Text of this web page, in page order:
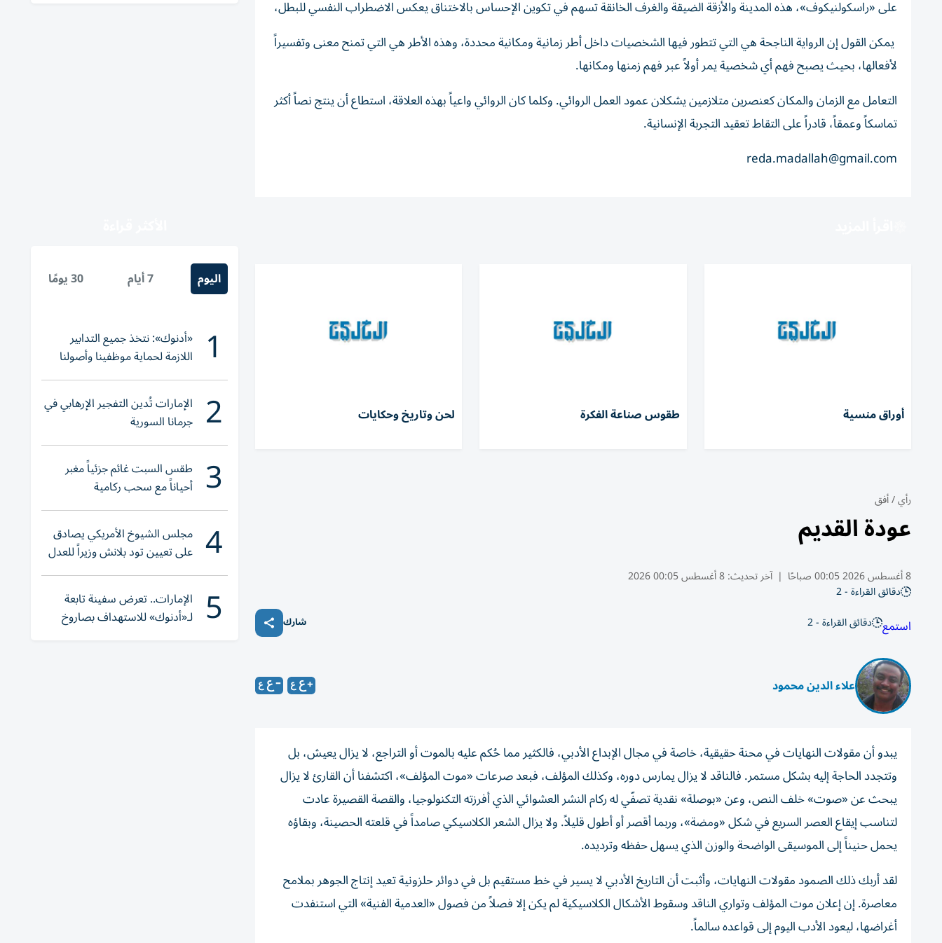
على «راسكولنيكوف»، هذه المدينة والأزقة الضيقة والغرف الخانقة تسهم في تكوين الإحساس بالاختناق يعكس الاضطراب النفسي للبطل،
يمكن القول إن الرواية الناجحة هي التي تتطور فيها الشخصيات داخل أطر زمانية ومكانية محددة، وهذه الأطر هي التي تمنح معنى وتفسيراً
لأفعالها، بحيث يصبح فهم أي شخصية يمر أولاً عبر فهم زمنها ومكانها.
التعامل مع الزمان والمكان كعنصرين متلازمين يشكلان عمود العمل الروائي. وكلما كان الروائي واعياً بهذه العلاقة، استطاع أن ينتج نصاً أكثر
تماسكاً وعمقاً، قادراً على التقاط تعقيد التجربة الإنسانية.
reda.madallah@gmail.com
أوراق منسية طقوس صناعة الفكرة لحن وتاريخ وحكايات
رأي/أفق
عودة القديم
8 أغسطس 2026 00:05 صباحًا | آخر تحديث:8 أغسطس 00:05 2026
دقائق القراءة - 2
استمع دقائق القراءة - 2 شارك
علاء الدين محمود
يبدو أن مقولات النهايات في محنة حقيقية، خاصة في مجال الإبداع الأدبي، فالكثير مما حُكم عليه بالموت أو التراجع، لا يزال يعيش، بل
وتتجدد الحاجة إليه بشكل مستمر. فالناقد لا يزال يمارس دوره، وكذلك المؤلف، فبعد صرعات «موت المؤلف»، اكتشفنا أن القارئ لا يزال
يبحث عن «صوت» خلف النص، وعن «بوصلة» نقدية تصفّي له ركام النشر العشوائي الذي أفرزته التكنولوجيا، والقصة القصيرة عادت
لتناسب إيقاع العصر السريع في شكل «ومضة»، وربما أقصر أو أطول قليلاً. ولا يزال الشعر الكلاسيكي صامداً في قلعته الحصينة، وبقاؤه
يحمل حنيناً إلى الموسيقى الواضحة والوزن الذي يسهل حفظه وترديده.
لقد أربك ذلك الصمود مقولات النهايات، وأثبت أن التاريخ الأدبي لا يسير في خط مستقيم بل في دوائر حلزونية تعيد إنتاج الجوهر بملامح
معاصرة. إن إعلان موت المؤلف وتواري الناقد وسقوط الأشكال الكلاسيكية لم يكن إلا فصلاً من فصول «العدمية الفنية» التي استنفدت
أغراضها، ليعود الأدب اليوم إلى قواعده سالماً.
اليوم 7 أيام 30 يومًا
1 «أدنوك»: نتخذ جميع التدابير
اللازمة لحماية موظفينا وأصولنا
وعملياتنا
2 الإمارات تُدين التفجير الإرهابي في
جرمانا السورية
3 طقس السبت غائم جزئياً مغبر
أحياناً مع سحب ركامية
4 مجلس الشيوخ الأمريكي يصادق
على تعيين تود بلانش وزيراً للعدل
5 الإمارات.. تعرض سفينة تابعة
لـ«أدنوك» للاستهداف بصاروخ